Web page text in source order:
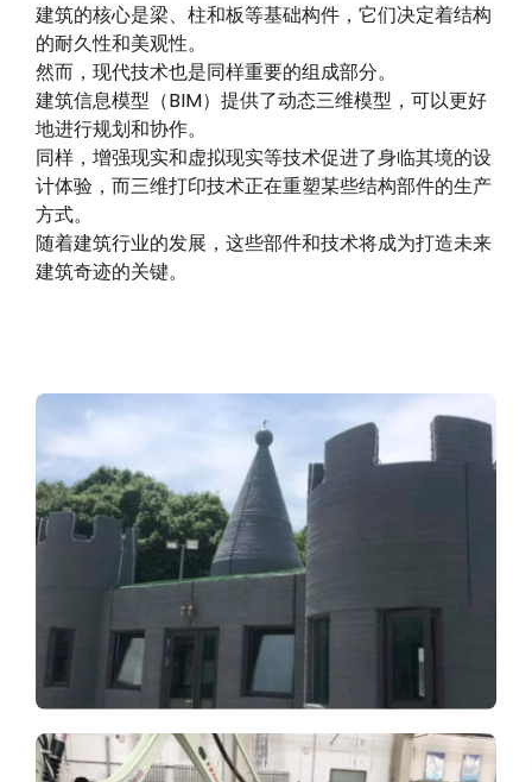
建筑的核心是梁、柱和板等基础构件，它们决定着结构
的耐久性和美观性。
然而，现代技术也是同样重要的组成部分。
建筑信息模型（BIM）提供了动态三维模型，可以更好
地进行规划和协作。
同样，增强现实和虚拟现实等技术促进了身临其境的设
计体验，而三维打印技术正在重塑某些结构部件的生产
方式。
随着建筑行业的发展，这些部件和技术将成为打造未来
建筑奇迹的关键。